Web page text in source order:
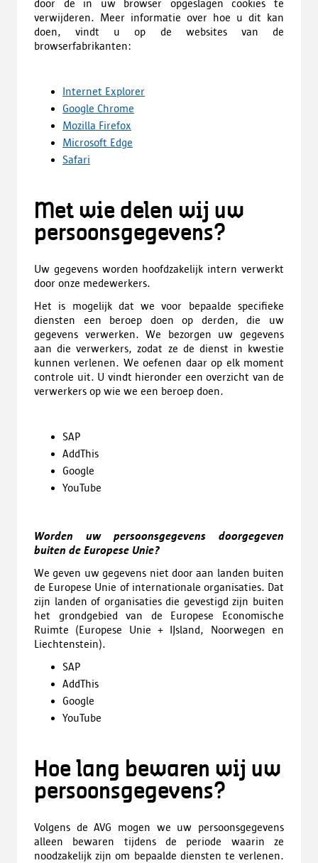
door de in uw browser opgeslagen cookies te
verwijderen. Meer informatie over hoe u dit kan
doen, vindt u op de websites van de
browserfabrikanten:
Internet Explorer
Google Chrome
Mozilla Firefox
Microsoft Edge
Safari
Met wie delen wij uw
persoonsgegevens?
Uw gegevens worden hoofdzakelijk intern verwerkt
door onze medewerkers.
Het is mogelijk dat we voor bepaalde specifieke
diensten een beroep doen op derden, die uw
gegevens verwerken. We bezorgen uw gegevens
aan die verwerkers, zodat ze de dienst in kwestie
kunnen verlenen. We oefenen daar op elk moment
controle uit. U vindt hieronder een overzicht van de
verwerkers op wie we een beroep doen.
SAP
AddThis
Google
YouTube
Worden uw persoonsgegevens doorgegeven
buiten de Europese Unie?
We geven uw gegevens niet door aan landen buiten
de Europese Unie of internationale organisaties. Dat
zijn landen of organisaties die gevestigd zijn buiten
het grondgebied van de Europese Economische
Ruimte (Europese Unie + IJsland, Noorwegen en
Liechtenstein).
SAP
AddThis
Google
YouTube
Hoe lang bewaren wij uw
persoonsgegevens?
Volgens de AVG mogen we uw persoonsgegevens
alleen bewaren tijdens de periode waarin ze
noodzakelijk zijn om bepaalde diensten te verlenen.